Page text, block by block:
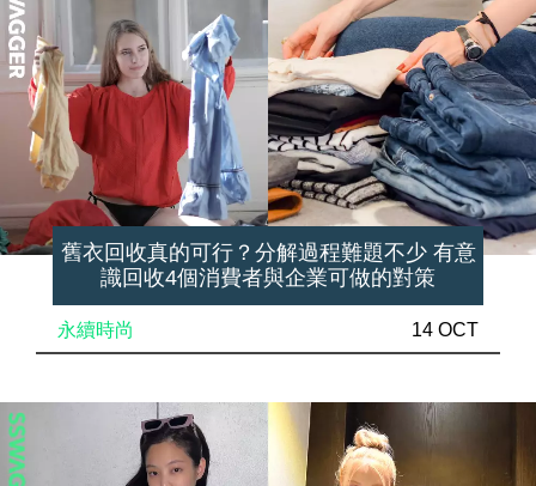
舊衣回收真的可行？分解過程難題不少 有意
識回收4個消費者與企業可做的對策
永續時尚 14 OCT